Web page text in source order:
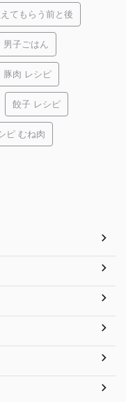
てもらう前と後
男子ごはん
豚肉 レシピ
餃子 レシピ
ピ むね肉